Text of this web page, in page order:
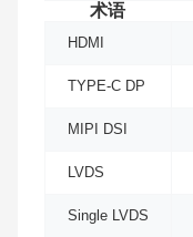
术语
HDMI
TYPE-C DP
MIPI DSI
LVDS
Single LVDS